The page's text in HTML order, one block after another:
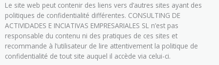
Le site web peut contenir des liens vers d’autres sites ayant des
politiques de confidentialité différentes. CONSULTING DE
ACTIVIDADES E INCIATIVAS EMPRESARIALES SL n’est pas
responsable du contenu ni des pratiques de ces sites et
recommande à l’utilisateur de lire attentivement la politique de
confidentialité de tout site auquel il accède via celui-ci.